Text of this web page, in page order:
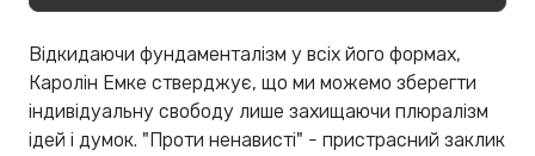
Відкидаючи фундаменталізм у всіх його формах,
Каролін Емке стверджує, що ми можемо зберегти
індивідуальну свободу лише захищаючи плюралізм
ідей і думок. "Проти ненависті" - пристрасний заклик